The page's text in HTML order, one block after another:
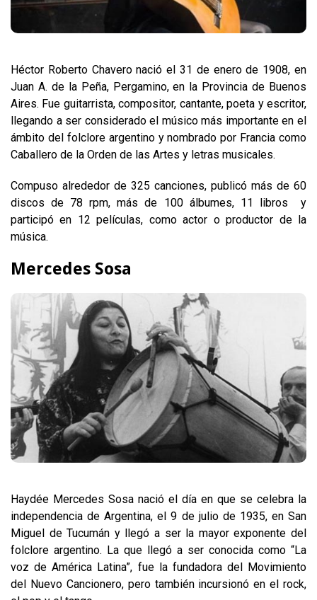
Héctor Roberto Chavero nació el 31 de enero de 1908, en
Juan A. de la Peña, Pergamino, en la Provincia de Buenos
Aires. Fue guitarrista, compositor, cantante, poeta y escritor,
llegando a ser considerado el músico más importante en el
ámbito del folclore argentino y nombrado por Francia como
Caballero de la Orden de las Artes y letras musicales.
Compuso alrededor de 325 canciones, publicó más de 60
discos de 78 rpm, más de 100 álbumes, 11 libros y
participó en 12 películas, como actor o productor de la
música.
Mercedes Sosa
Haydée Mercedes Sosa nació el día en que se celebra la
independencia de Argentina, el 9 de julio de 1935, en San
Miguel de Tucumán y llegó a ser la mayor exponente del
folclore argentino. La que llegó a ser conocida como “La
voz de América Latina”, fue la fundadora del Movimiento
del Nuevo Cancionero, pero también incursionó en el rock,